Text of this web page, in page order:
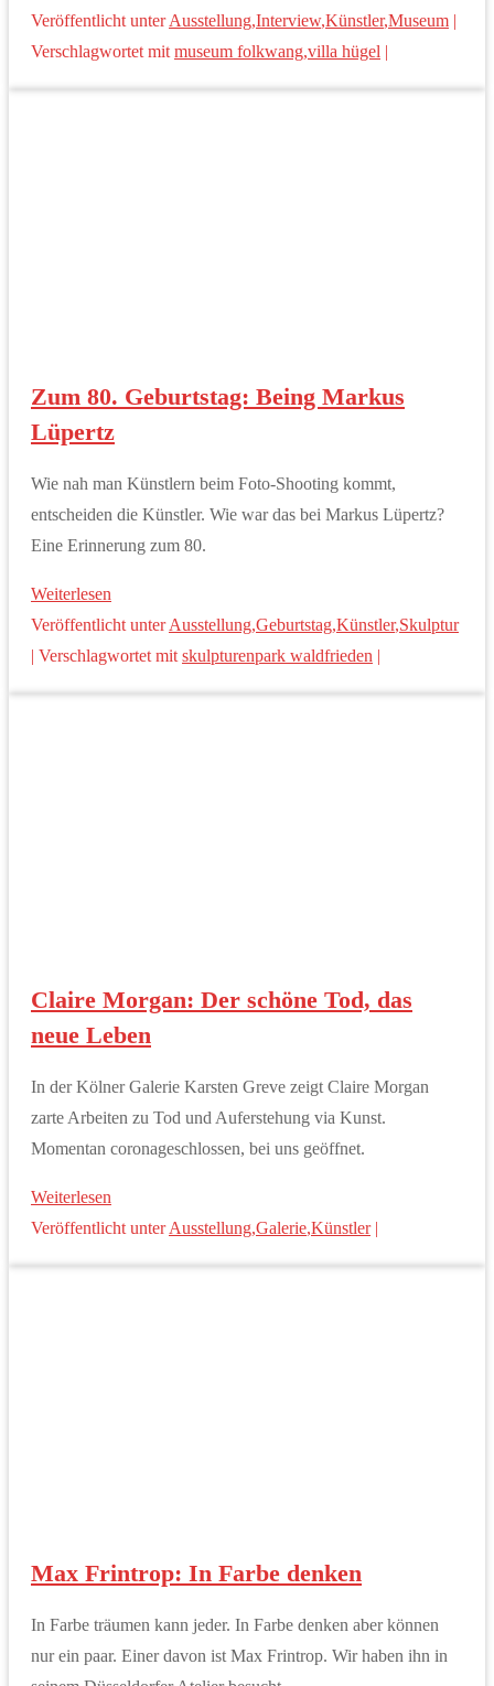
Veröffentlicht unter Ausstellung,Interview,Künstler,Museum |
Verschlagwortet mit museum folkwang,villa hügel |
Zum 80. Geburtstag: Being Markus
Lüpertz
Wie nah man Künstlern beim Foto-Shooting kommt,
entscheiden die Künstler. Wie war das bei Markus Lüpertz?
Eine Erinnerung zum 80.
Weiterlesen
Veröffentlicht unter Ausstellung,Geburtstag,Künstler,Skulptur
| Verschlagwortet mit skulpturenpark waldfrieden |
Claire Morgan: Der schöne Tod, das
neue Leben
In der Kölner Galerie Karsten Greve zeigt Claire Morgan
zarte Arbeiten zu Tod und Auferstehung via Kunst.
Momentan coronageschlossen, bei uns geöffnet.
Weiterlesen
Veröffentlicht unterAusstellung,Galerie,Künstler|
Max Frintrop: In Farbe denken
In Farbe träumen kann jeder. In Farbe denken aber können
nur ein paar. Einer davon ist Max Frintrop. Wir haben ihn in